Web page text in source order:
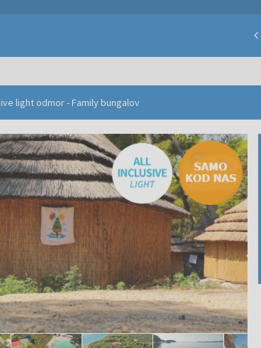
light odmor - Family bungalov